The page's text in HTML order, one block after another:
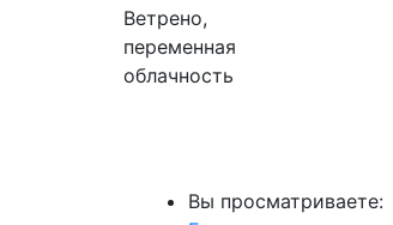
Ветрено,
переменная
облачность
Вы просматриваете: